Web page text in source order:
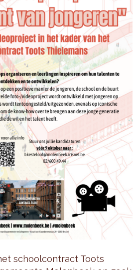
schoolcontract Toots